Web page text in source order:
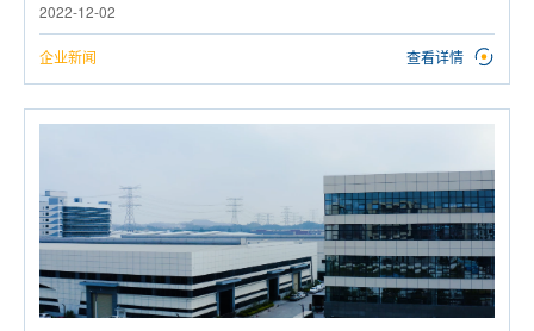
2022-12-02
企业新闻 查看详情